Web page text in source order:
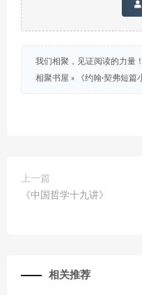
我们相聚，见证阅读的力量！
相聚书屋 » 《约翰·契弗短篇
上一篇
《中国哲学十九讲》
相关推荐